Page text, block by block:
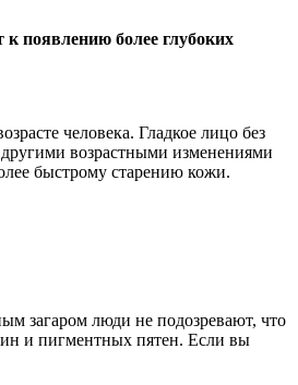
появлению более глубоких
человека. Гладкое лицо без
возрастными изменениями
быстрому старению кожи.
загаром люди не подозревают, что
и пигментных пятен. Если вы